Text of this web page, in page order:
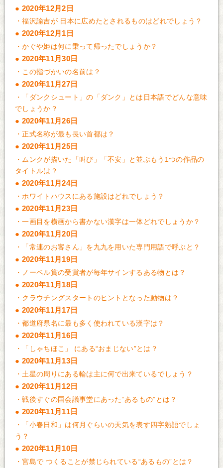
2020年12月2日
・福沢諭吉が 日本に広めたとされるものはどれでしょう？
2020年12月1日
・かぐや姫は何に乗って帰ったでしょうか？
2020年11月30日
・ この指づかいの名前は？
2020年11月27日
・
「ダンクシュート」の「ダンク」とは日本語でどんな意味
でしょうか？
2020年11月26日
・ 正式名称が最も長い首都は？
2020年11月25日
・ ムンクが描いた「叫び」「不安」と並ぶもう1つの作品の
タイトルは？
2020年11月24日
・ホワイトハウスにある施設はどれでしょう？
2020年11月23日
・一画目を横画から書かない漢字は一体どれでしょうか？
2020年11月20日
・ 「常連のお客さん」を九九を用いた専門用語で呼ぶと？
2020年11月19日
・ ノーベル賞の受賞者が毎年サインするある物とは？
2020年11月18日
・ クラウチングスタートのヒントとなった動物は？
2020年11月17日
・都道府県名に最も多く使われている漢字は？
2020年11月16日
・ 「しゃちほこ」 にある“おまじない”とは？
2020年11月13日
・土星の周りにある輪は主に何で出来ているでしょう？
2020年11月12日
・戦後すぐの国会議事堂にあった“あるもの”とは？
2020年11月11日
・
「小春日和」は何月ぐらいの天気を表す四字熟語でしょ
う？
2020年11月10日
・宮島で つくることが禁じられている“あるもの”とは？